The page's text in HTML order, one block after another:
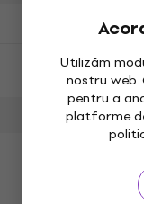
Utilizăm
nostru
pentru a
platforme
Fire de tricotat
Tricotat cu ace